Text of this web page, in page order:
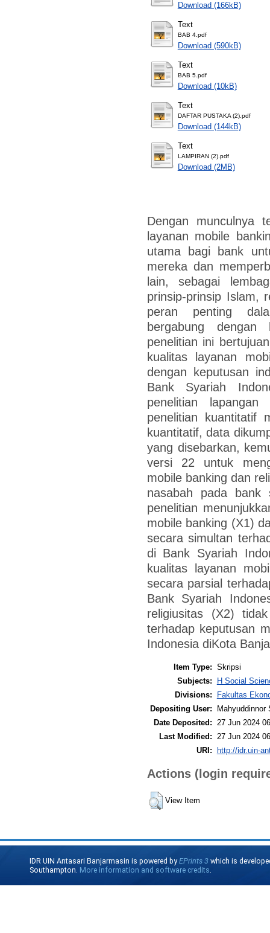
Download (166kB)
Text
BAB 4.pdf
Download (590kB)
Text
BAB 5.pdf
Download (10kB)
Text
DAFTAR PUSTAKA (2).pdf
Download (144kB)
Text
LAMPIRAN (2).pdf
Download (2MB)
Dengan munculnya
layanan mobile
utama bagi bank
mereka dan
lain, sebagai
prinsip-prinsip Islam,
peran penting
bergabung
penelitian ini
kualitas layanan
dengan keputusan
Bank Syariah
penelitian
penelitian kuantitatif
kuantitatif, data
yang disebarkan,
versi 22 untuk
mobile banking dan
nasabah pada bank
penelitian
mobile banking (X1)
secara simultan
di Bank Syariah
kualitas layanan
secara parsial
Bank Syariah
religiusitas (X2)
terhadap keputusan
Indonesia diKota
Item Type: Skripsi
Subjects:
H Social
Divisions:
Fakultas
Depositing User:
Mahyuddinnor
Date Deposited:
27 Jun 2024
Last Modified:
27 Jun 2024
URI: http://idr.uin-
Actions (login
View Item
IDR UIN Antasari Banjarmasin is powered byEPrints 3 which is
Southampton. More information and software credits.